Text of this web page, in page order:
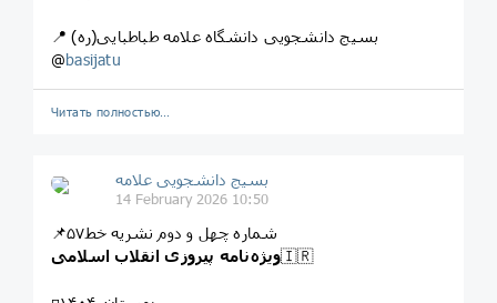
📍 بسیج دانشجویی دانشگاه علامه طباطبایی(ره)
@basijatu
Читать полностью…
بسیج دانشجویی علامه
14 February 2026 10:50
📌شماره چهل و دوم نشریه خط۵۷
ویژه‌نامه پیروزی انقلاب اسلامی🇮🇷